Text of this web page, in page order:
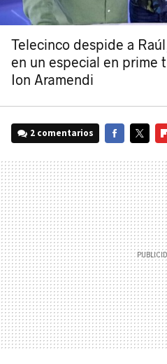
Telecinco despide a
en un especial en prime
Ion Aramendi
2 comentarios